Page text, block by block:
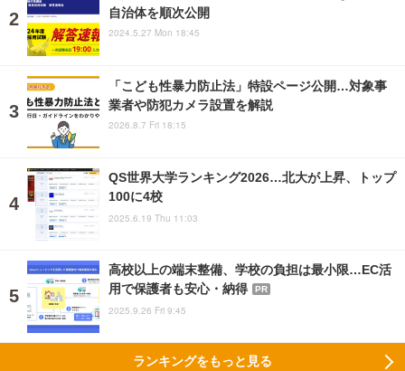
自治体を順次公開
2024.5.27 Mon 18:45
「こども性暴力防止法」特設ページ公開…対象事
業者や防犯カメラ設置を解説
2026.8.7 Fri 18:15
QS世界大学ランキング2026…北大が上昇、トップ
100に4校
2025.6.19 Thu 11:03
高校以上の端末整備、学校の負担は最小限…EC活
用で保護者も安心・納得
PR
2025.9.26 Fri 9:45
ランキングをもっと見る